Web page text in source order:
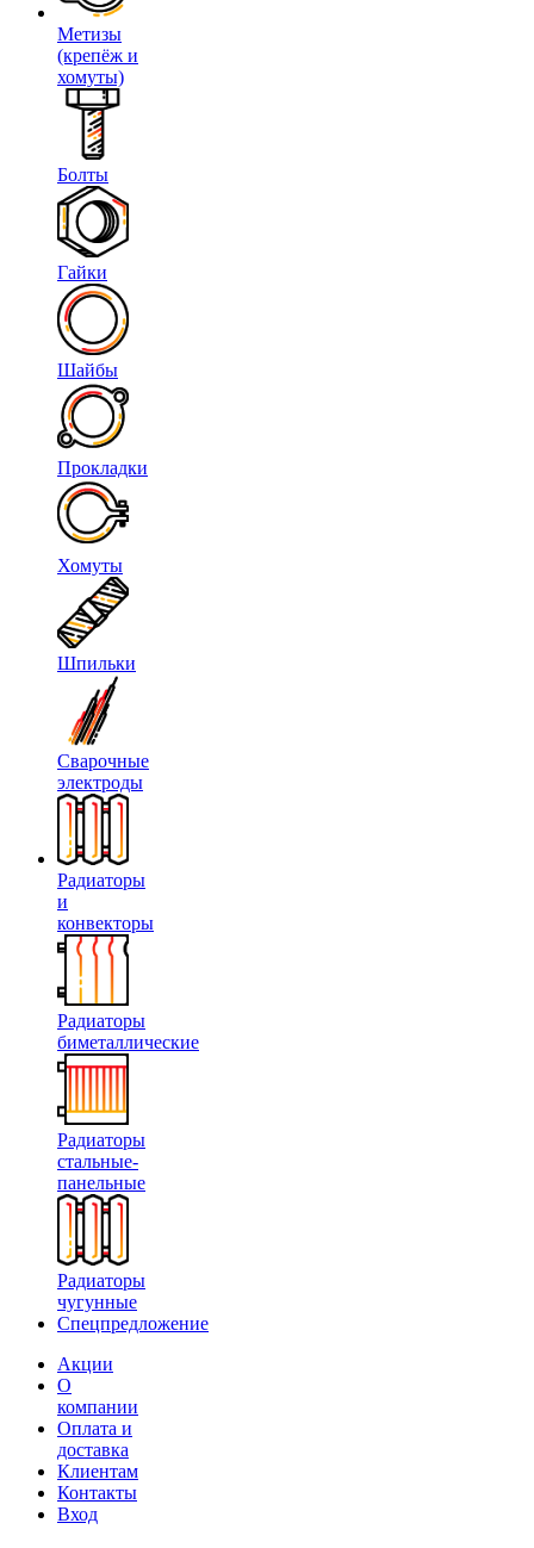
Метизы
(крепёж и
хомуты)
Болты
Гайки
Шайбы
Прокладки
Хомуты
Шпильки
Сварочные
электроды
Радиаторы
и
конвекторы
Радиаторы
биметаллические
Радиаторы
стальные-
панельные
Радиаторы
чугунные
Спецпредложение
Акции
О
компании
Оплата и
доставка
Клиентам
Контакты
Вход